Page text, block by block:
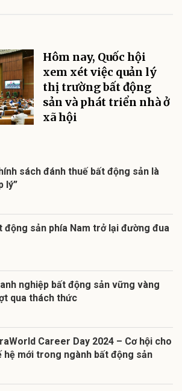
Hôm nay, Quốc hội
xem xét việc quản lý
thị trường bất động
sản và phát triển nhà ở
xã hội
sách đánh thuế bất động sản là
lý”
động sản phía Nam trở lại đường đua
nghiệp bất động sản vững vàng
qua thách thức
Career Day 2024 – Cơ hội cho
hệ mới trong ngành bất động sản